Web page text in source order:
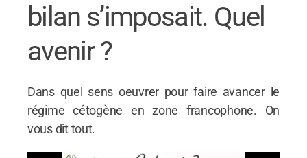
bilan s’imposait. Quel
avenir ?
Dans quel sens oeuvrer pour faire avancer le
régime cétogène en zone francophone. On
vous dit tout.